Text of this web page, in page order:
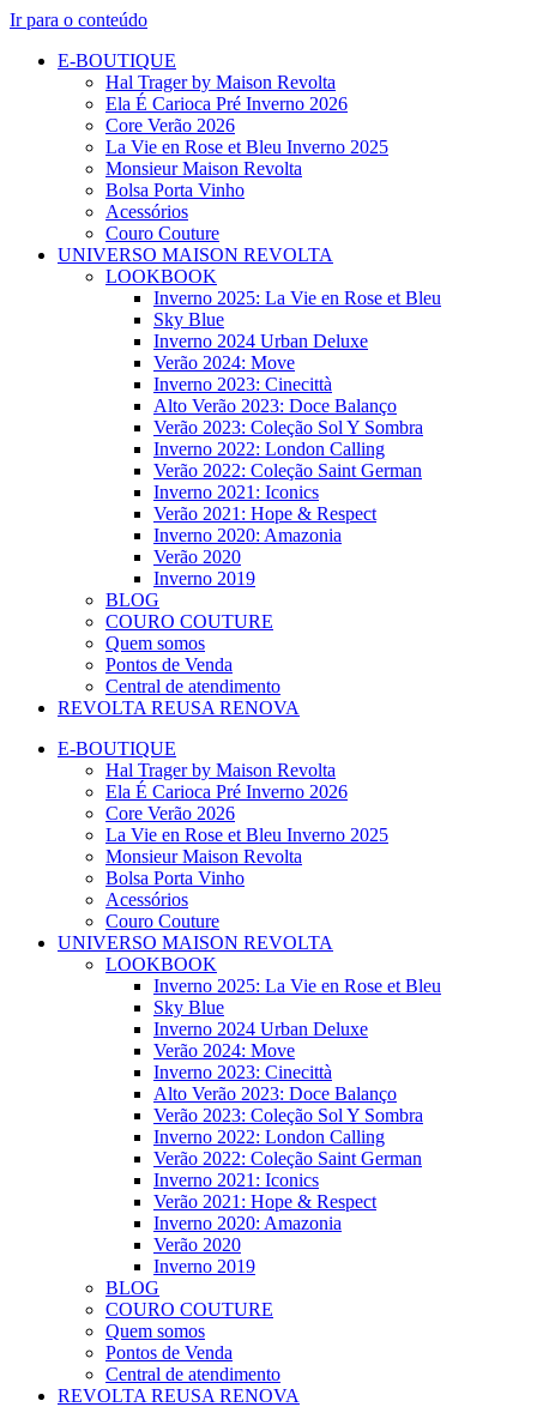
Ir para o conteúdo
E-BOUTIQUE
Hal Trager by Maison Revolta
Ela É Carioca Pré Inverno 2026
Core Verão 2026
La Vie en Rose et Bleu Inverno 2025
Monsieur Maison Revolta
Bolsa Porta Vinho
Acessórios
Couro Couture
UNIVERSO MAISON REVOLTA
LOOKBOOK
Inverno 2025: La Vie en Rose et Bleu
Sky Blue
Inverno 2024 Urban Deluxe
Verão 2024: Move
Inverno 2023: Cinecittà
Alto Verão 2023: Doce Balanço
Verão 2023: Coleção Sol Y Sombra
Inverno 2022: London Calling
Verão 2022: Coleção Saint German
Inverno 2021: Iconics
Verão 2021: Hope & Respect
Inverno 2020: Amazonia
Verão 2020
Inverno 2019
BLOG
COURO COUTURE
Quem somos
Pontos de Venda
Central de atendimento
REVOLTA REUSA RENOVA
E-BOUTIQUE
Hal Trager by Maison Revolta
Ela É Carioca Pré Inverno 2026
Core Verão 2026
La Vie en Rose et Bleu Inverno 2025
Monsieur Maison Revolta
Bolsa Porta Vinho
Acessórios
Couro Couture
UNIVERSO MAISON REVOLTA
LOOKBOOK
Inverno 2025: La Vie en Rose et Bleu
Sky Blue
Inverno 2024 Urban Deluxe
Verão 2024: Move
Inverno 2023: Cinecittà
Alto Verão 2023: Doce Balanço
Verão 2023: Coleção Sol Y Sombra
Inverno 2022: London Calling
Verão 2022: Coleção Saint German
Inverno 2021: Iconics
Verão 2021: Hope & Respect
Inverno 2020: Amazonia
Verão 2020
Inverno 2019
BLOG
COURO COUTURE
Quem somos
Pontos de Venda
Central de atendimento
REVOLTA REUSA RENOVA